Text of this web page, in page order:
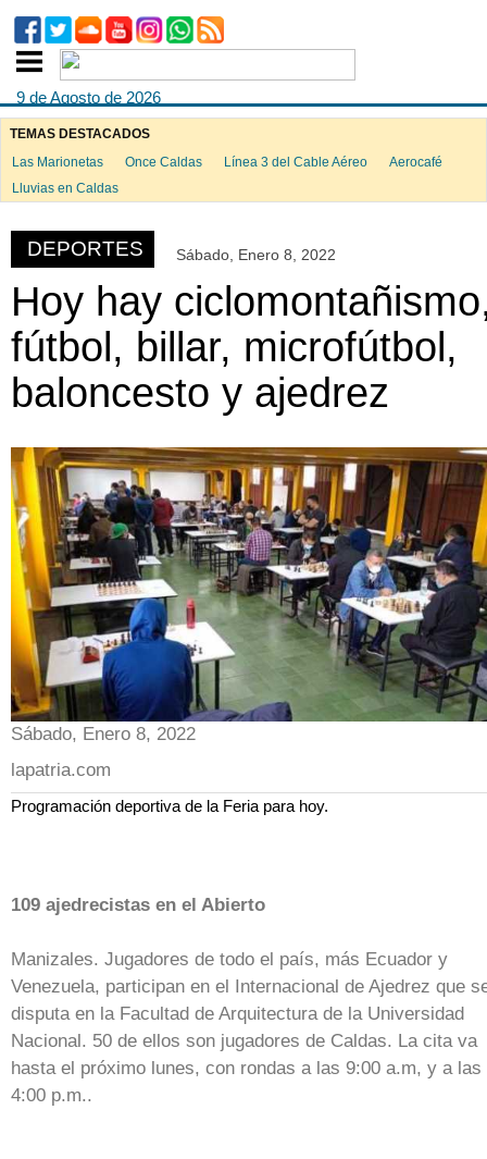
9 de Agosto de 2026
TEMAS DESTACADOS
Las Marionetas
Once Caldas Línea 3 del Cable Aéreo
Aerocafé
Lluvias en Caldas
DEPORTES Sábado, Enero 8, 2022
Hoy hay
fútbol, billar, microfútbol,
baloncesto y ajedrez
Sábado, Enero 8, 2022
lapatria.com
Programación deportiva de la Feria para hoy.
109 ajedrecistas en el Abierto
Manizales. Jugadores de todo el país, más Ecuador y
Venezuela, participan en el Internacional de Ajedrez que
disputa en la Facultad de Arquitectura de la Universidad
Nacional. 50 de ellos son jugadores de Caldas. La cita va
hasta el próximo lunes, con rondas a las 9:00 a.m, y a las
4:00 p.m..